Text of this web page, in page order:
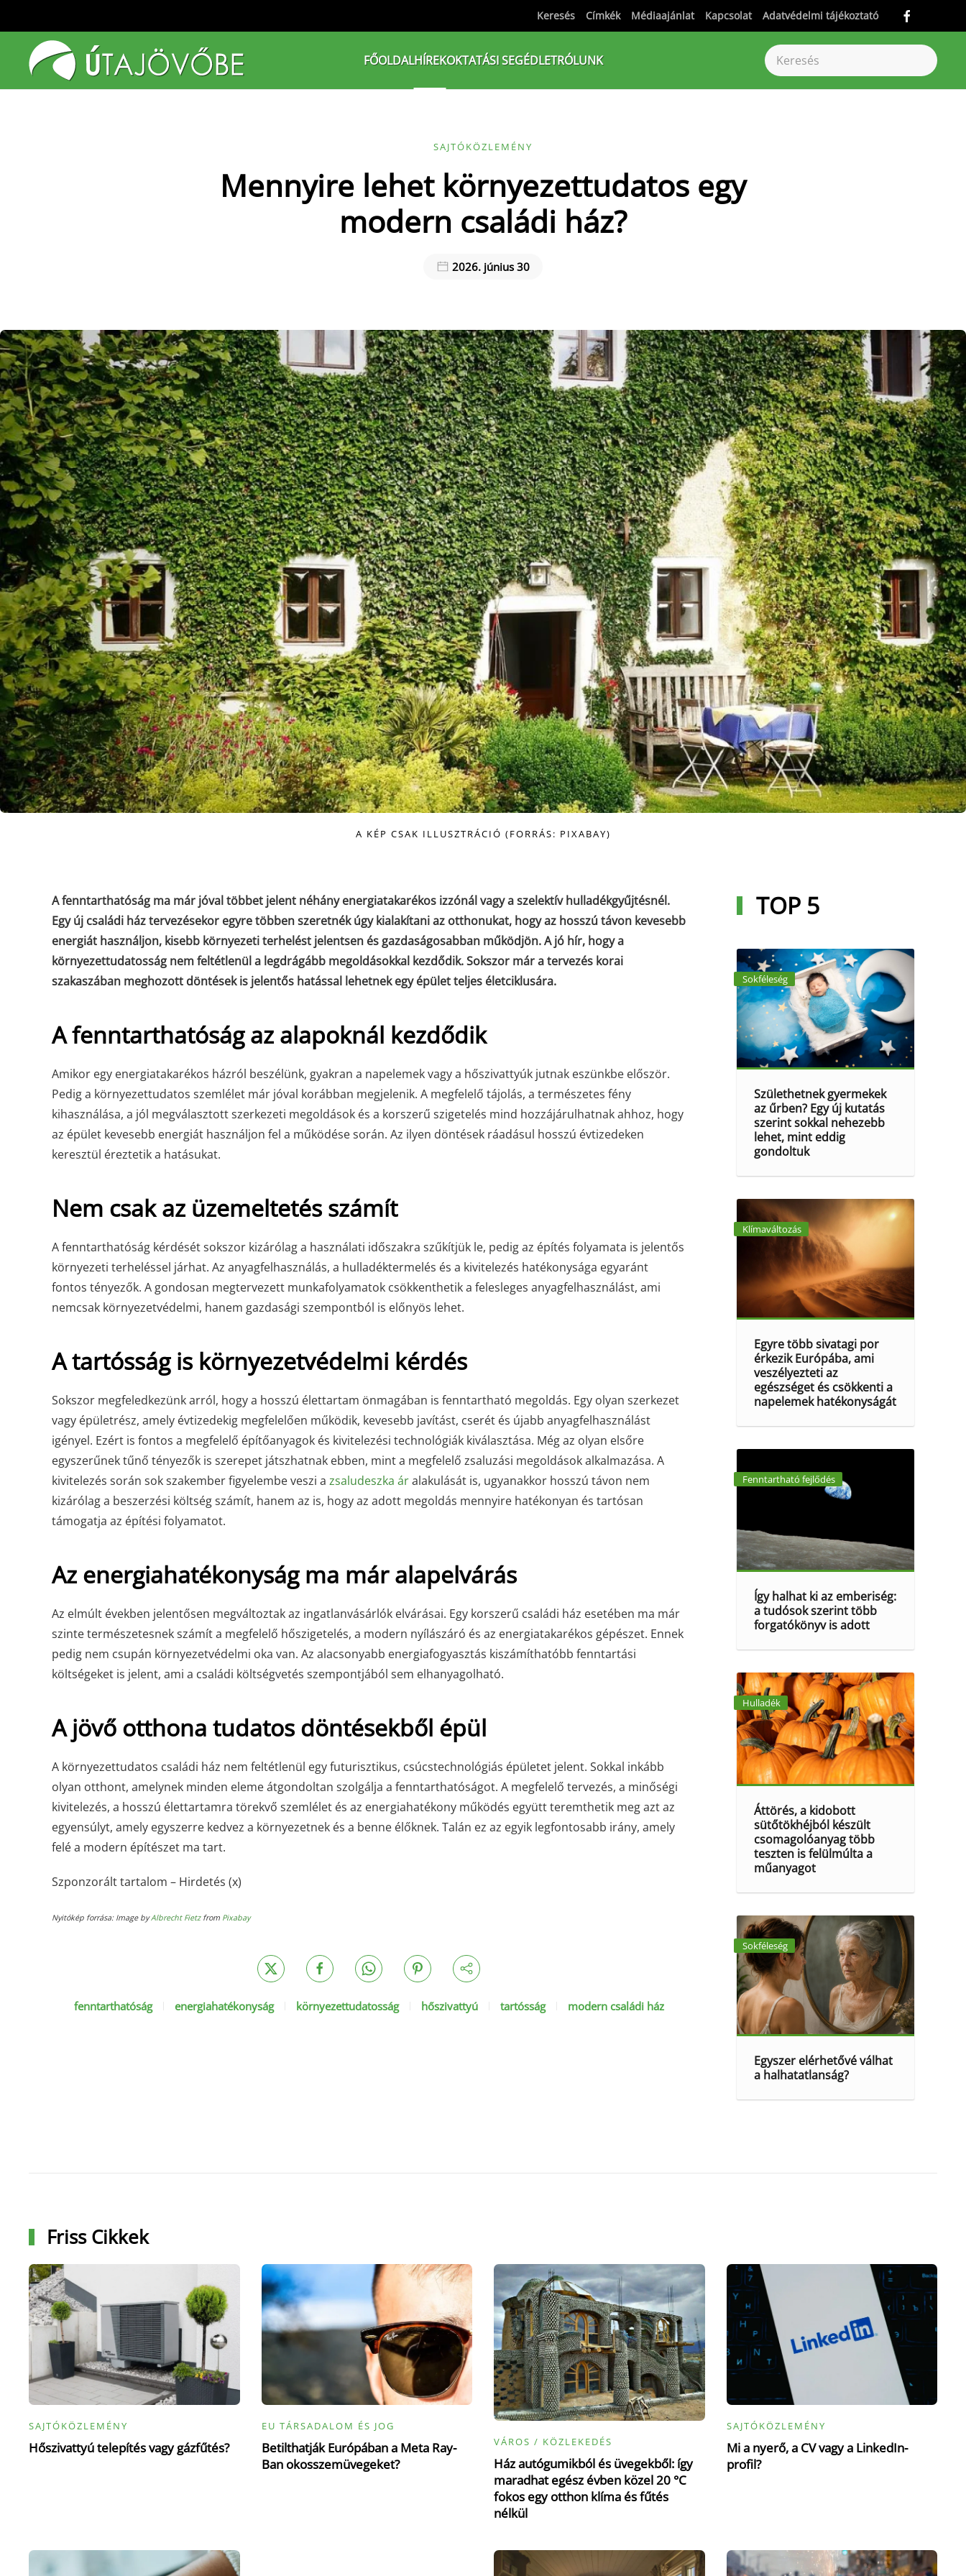
Fő tartalom átugrása
Keresés Címkék Médiaajánlat Kapcsolat Adatvédelmi tájékoztató
FŐOLDALHÍREKOKTATÁSI SEGÉDLETRÓLUNK
SAJTÓKÖZLEMÉNY
Mennyire lehet környezettudatos egy
modern családi ház?
2026. június 30
A KÉP CSAK ILLUSZTRÁCIÓ (FORRÁS: PIXABAY)
A fenntarthatóság ma már jóval többet jelent néhány energiatakarékos izzónál vagy a szelektív hulladékgyűjtésnél.
Egy új családi ház tervezésekor egyre többen szeretnék úgy kialakítani az otthonukat, hogy az hosszú távon kevesebb
energiát használjon, kisebb környezeti terhelést jelentsen és gazdaságosabban működjön. A jó hír, hogy a
környezettudatosság nem feltétlenül a legdrágább megoldásokkal kezdődik. Sokszor már a tervezés korai
szakaszában meghozott döntések is jelentős hatással lehetnek egy épület teljes életciklusára.
A fenntarthatóság az alapoknál kezdődik
Amikor egy energiatakarékos házról beszélünk, gyakran a napelemek vagy a hőszivattyúk jutnak eszünkbe először.
Pedig a környezettudatos szemlélet már jóval korábban megjelenik. A megfelelő tájolás, a természetes fény
kihasználása, a jól megválasztott szerkezeti megoldások és a korszerű szigetelés mind hozzájárulhatnak ahhoz, hogy
az épület kevesebb energiát használjon fel a működése során. Az ilyen döntések ráadásul hosszú évtizedeken
keresztül éreztetik a hatásukat.
Nem csak az üzemeltetés számít
A fenntarthatóság kérdését sokszor kizárólag a használati időszakra szűkítjük le, pedig az építés folyamata is jelentős
környezeti terheléssel járhat. Az anyagfelhasználás, a hulladéktermelés és a kivitelezés hatékonysága egyaránt
fontos tényezők. A gondosan megtervezett munkafolyamatok csökkenthetik a felesleges anyagfelhasználást, ami
nemcsak környezetvédelmi, hanem gazdasági szempontból is előnyös lehet.
A tartósság is környezetvédelmi kérdés
Sokszor megfeledkezünk arról, hogy a hosszú élettartam önmagában is fenntartható megoldás. Egy olyan szerkezet
vagy épületrész, amely évtizedekig megfelelően működik, kevesebb javítást, cserét és újabb anyagfelhasználást
igényel. Ezért is fontos a megfelelő építőanyagok és kivitelezési technológiák kiválasztása. Még az olyan elsőre
egyszerűnek tűnő tényezők is szerepet játszhatnak ebben, mint a megfelelő zsaluzási megoldások alkalmazása. A
kivitelezés során sok szakember figyelembe veszi a zsaludeszka áralakulását is, ugyanakkor hosszú távon nem
kizárólag a beszerzési költség számít, hanem az is, hogy az adott megoldás mennyire hatékonyan és tartósan
támogatja az építési folyamatot.
Az energiahatékonyság ma már alapelvárás
Az elmúlt években jelentősen megváltoztak az ingatlanvásárlók elvárásai. Egy korszerű családi ház esetében ma már
szinte természetesnek számít a megfelelő hőszigetelés, a modern nyílászáró és az energiatakarékos gépészet. Ennek
pedig nem csupán környezetvédelmi oka van. Az alacsonyabb energiafogyasztás kiszámíthatóbb fenntartási
költségeket is jelent, ami a családi költségvetés szempontjából sem elhanyagolható.
A jövő otthona tudatos döntésekből épül
A környezettudatos családi ház nem feltétlenül egy futurisztikus, csúcstechnológiás épületet jelent. Sokkal inkább
olyan otthont, amelynek minden eleme átgondoltan szolgálja a fenntarthatóságot. A megfelelő tervezés, a minőségi
kivitelezés, a hosszú élettartamra törekvő szemlélet és az energiahatékony működés együtt teremthetik meg azt az
egyensúlyt, amely egyszerre kedvez a környezetnek és a benne élőknek. Talán ez az egyik legfontosabb irány, amely
felé a modern építészet ma tart.
Szponzorált tartalom – Hirdetés (x)
Nyitókép forrása: Image byAlbrecht Fietzfrom Pixabay
fenntarthatóság energiahatékonyság környezettudatosság hőszivattyú tartósság modern családi ház
TOP 5
Sokféleség
Születhetnek gyermekek
az űrben? Egy új kutatás
szerint sokkal nehezebb
lehet, mint eddig
gondoltuk
Klímaváltozás
Egyre több sivatagi por
érkezik Európába, ami
veszélyezteti az
egészséget és csökkenti a
napelemek hatékonyságát
Fenntartható fejlődés
Így halhat ki az emberiség:
a tudósok szerint több
forgatókönyv is adott
Hulladék
Áttörés, a kidobott
sütőtökhéjból készült
csomagolóanyag több
teszten is felülmúlta a
műanyagot
Sokféleség
Egyszer elérhetővé válhat
a halhatatlanság?
Friss Cikkek
SAJTÓKÖZLEMÉNY
Hőszivattyú telepítés vagy gázfűtés?
EU TÁRSADALOM ÉS JOG
Betilthatják Európában a Meta Ray-
Ban okosszemüvegeket?
VÁROS / KÖZLEKEDÉS
Ház autógumikból és üvegekből: így
maradhat egész évben közel 20 °C
fokos egy otthon klíma és fűtés
nélkül
SAJTÓKÖZLEMÉNY
Mi a nyerő, a CV vagy a LinkedIn-
profil?